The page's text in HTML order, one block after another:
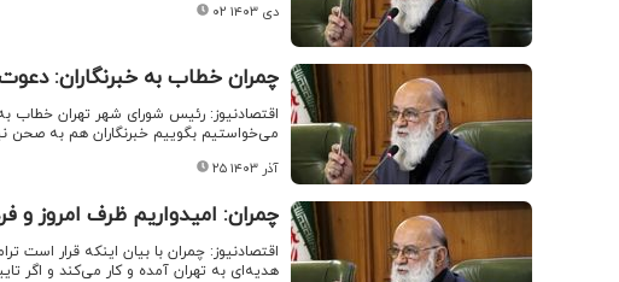
۰۲ دی ۱۴۰۳
چمران خطاب به خبرنگاران:
اقتصادنیوز: رئیس شورای شهر تهران خطاب
می‌خواستیم بگوییم خبرنگاران هم به صحن
۲۵ آذر ۱۴۰۳
چمران: امیدواریم ظرف امروز
اقتصادنیوز: چمران با بیان اینکه قرار است
هدیه‌ای به تهران آمده و کار می‌کند و اگر